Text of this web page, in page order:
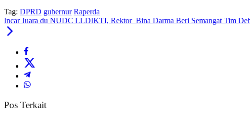
Tag: DPRD gubernur Raperda
Incar Juara du NUDC LLDIKTI, Rektor Bina Darma Beri Semangat Tim
Pos Terkait